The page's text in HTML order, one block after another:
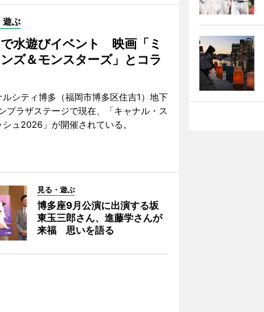
遊ぶ
水遊びイベント 映画「ミ
ズ＆モンスターズ」とコラ
ルシティ博多（福岡市博多区住吉1）地下
プラザステージで現在、「キャナル・ス
シュ2026」が開催されている。
見る・遊ぶ
博多座9月公演に出演する坂
東玉三郎さん、進藤学さんが
来福 思いを語る